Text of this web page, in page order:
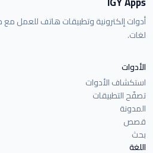
أدوات إلكترونية وتطبيقات هاتف للعمل
لغات.
الأدوات
استكشاف الأدوات
تصفّح التطبيقات
المدونة
قصص
بحث
اللغة